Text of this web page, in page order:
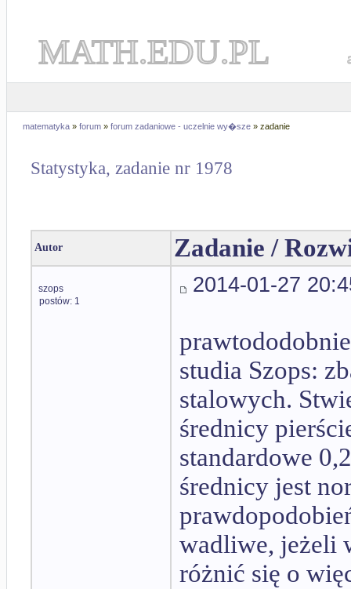
MATH.EDU.PL
matematyka » forum » forum zadaniowe - uczelnie wy�sze » zadanie
Statystyka, zadanie nr 1978
Autor Zadanie /
szops
postów: 1
2014-01-27
studia Szops:
stalowych.
średnicy
standardowe
średnicy jest
wadliwe, jeżeli
różnić się o